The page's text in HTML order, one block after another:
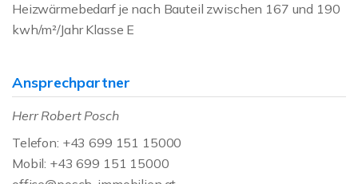
Heizwärmebedarf je nach Bauteil zwischen 167 und 190
kwh/m²/Jahr Klasse E
Ansprechpartner
Herr Robert Posch
Telefon: +43 699 151 15000
Mobil: +43 699 151 15000